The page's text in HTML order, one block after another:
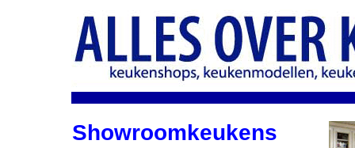
Showroomkeukens